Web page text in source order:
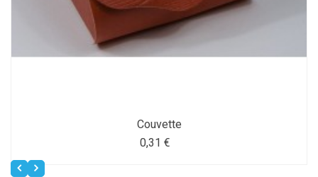
Couvette
0,31 €